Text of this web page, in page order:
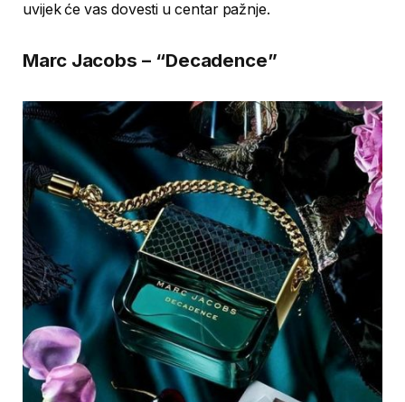
uvijek će vas dovesti u centar pažnje.
Marc Jacobs – “Decadence”